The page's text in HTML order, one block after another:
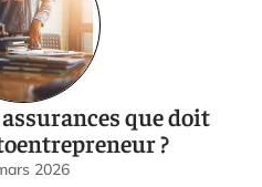
que doit
?
2026